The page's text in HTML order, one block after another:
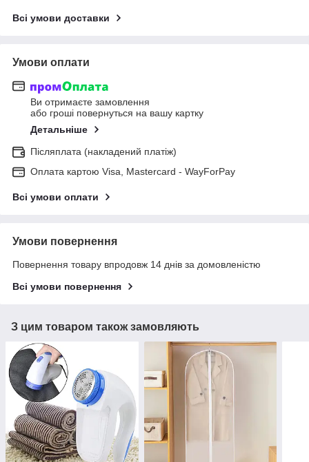
Всі умови доставки
Умови оплати
Ви отримаєте замовлення
або гроші повернуться на вашу картку
Детальніше
Післяплата (накладений платіж)
Оплата картою Visa, Mastercard - WayForPay
Всі умови оплати
Умови повернення
Повернення товару впродовж 14 днів за домовленістю
Всі умови повернення
З цим товаром також замовляють